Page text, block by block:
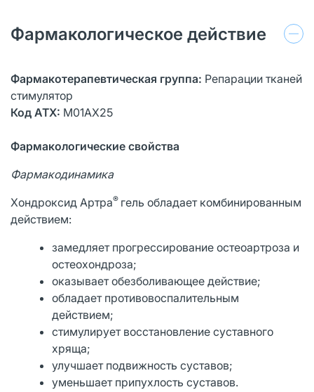
Фармакологическое действие
Фармакотерапевтическая группа: Репарации тканей
стимулятор
Код АТХ: М01АХ25
Фармакологические свойства
Фармакодинамика
Хондроксид Артра® гель обладает комбинированным
действием:
замедляет прогрессирование остеоартроза и
остеохондроза;
оказывает обезболивающее действие;
обладает противовоспалительным
действием;
стимулирует восстановление суставного
хряща;
улучшает подвижность суставов;
уменьшает припухлость суставов.